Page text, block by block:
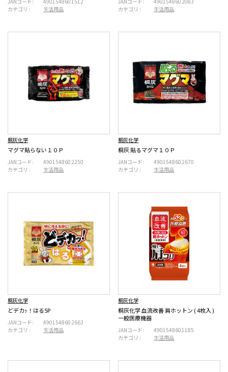
カテゴリ :
生活用品
カテゴリ :
生活用品
桐灰化学
マグマ貼らない１０Ｐ
JANコード:
4901548602250
カテゴリ :
生活用品
桐灰化学
桐灰 貼るマグマ１０Ｐ
JANコード:
4901548602670
カテゴリ :
生活用品
桐灰化学
どデカｯ！はる5P
JANコード:
4901548602663
カテゴリ :
生活用品
桐灰化学
桐灰化学 血流改善 肩ホットン ( 4枚入 )
一般医療機器
JANコード:
4901548601185
カテゴリ :
生活用品